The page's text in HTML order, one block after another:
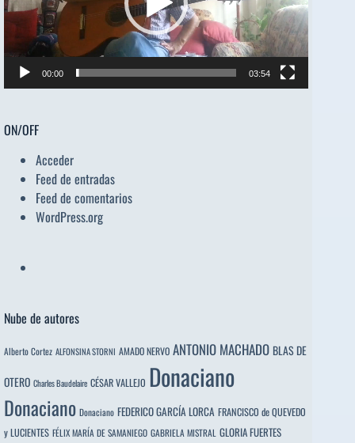
00:00 03:54
ON/OFF
Acceder
Feed de entradas
Feed de comentarios
WordPress.org
Nube de autores
Alberto Cortez ALFONSINA STORNI AMADO NERVO ANTONIO MACHADO BLAS DE
OTERO Charles Baudelaire CÉSAR VALLEJO Donaciano
Donaciano Donaciano FEDERICO GARCÍA LORCA FRANCISCO de QUEVEDO
y LUCIENTES FÉLIX MARÍA DE SAMANIEGO GABRIELA MISTRAL GLORIA FUERTES